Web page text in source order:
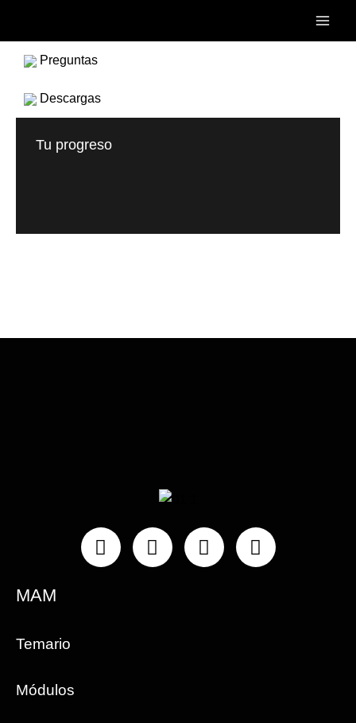
contenido
Main
Preguntas
Descargas
Tu progreso
InstagramFacebookLinkedinYoutube
MAM
Temario
Módulos